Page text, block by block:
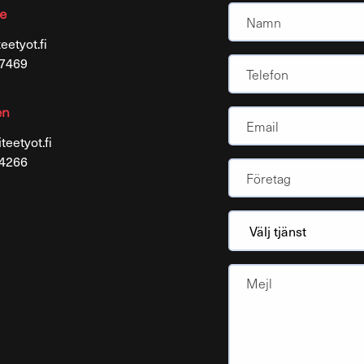
Namn
Telefon
Yritys
(Obligatoriskt)
tjänst